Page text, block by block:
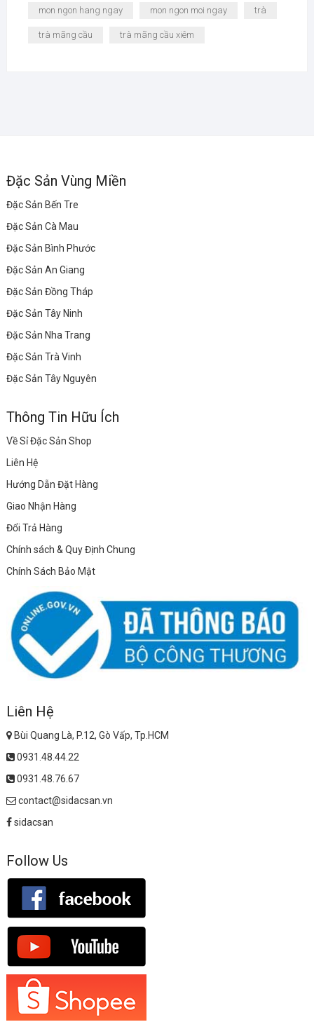
mon ngon hang ngay mon ngon moi ngay trà
trà mãng cầu trà mãng cầu xiêm
Đặc Sản Vùng Miền
Đặc Sản Bến Tre
Đặc Sản Cà Mau
Đặc Sản Bình Phước
Đặc Sản An Giang
Đặc Sản Đồng Tháp
Đặc Sản Tây Ninh
Đặc Sản Nha Trang
Đặc Sản Trà Vinh
Đặc Sản Tây Nguyên
Thông Tin Hữu Ích
Về Sỉ Đặc Sản Shop
Liên Hệ
Hướng Dẫn Đặt Hàng
Giao Nhận Hàng
Đổi Trả Hàng
Chính sách & Quy Định Chung
Chính Sách Bảo Mật
Liên Hệ
Bùi Quang Là, P.12, Gò Vấp, Tp.HCM
0931.48.44.22
0931.48.76.67
contact@sidacsan.vn
sidacsan
Follow Us